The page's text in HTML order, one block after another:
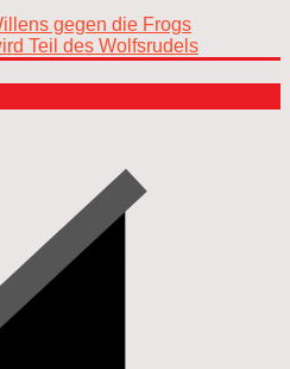
gegen die Frogs
Teil des Wolfsrudels